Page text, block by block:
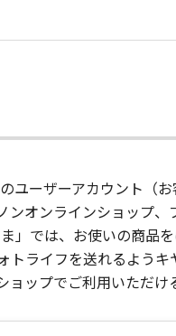
ユーザーアカウント（
オンラインショップ
」では、お使いの商品
ライフを送れるよう
ップでご利用いただけ